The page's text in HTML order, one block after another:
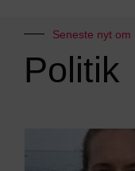
Seneste nyt om
Politik